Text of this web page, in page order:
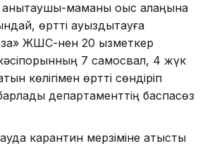
маманы қоқыс алаңына
өртті ауыздықтауға
ЖШС-нен 20 қызметкер
7 самосвал, 4 жүк
көлігімен өртті сөндіріп
департаменттің баспасөз
карантин мерзіміне қатысты